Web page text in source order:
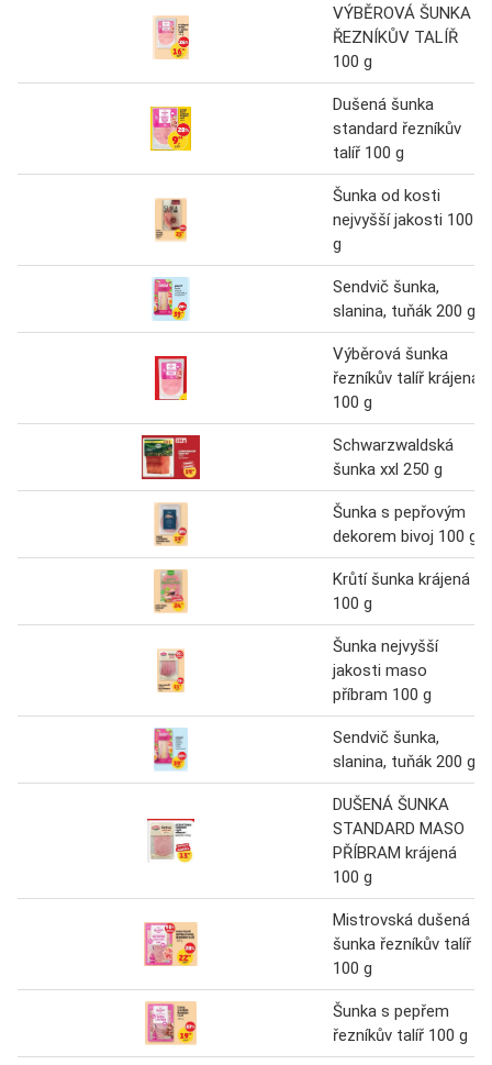
VÝBĚROVÁ ŠUNKA
ŘEZNÍKŮV TALÍŘ
100 g
Dušená šunka
standard řezníkův
talíř 100 g
Šunka od kosti
nejvyšší jakosti 100
g
Sendvič šunka,
slanina, tuňák 200 g
Výběrová šunka
řezníkův talíř krájená
100 g
Schwarzwaldská
šunka xxl 250 g
Šunka s pepřovým
dekorem bivoj 100 g
Krůtí šunka krájená
100 g
Šunka nejvyšší
jakosti maso
příbram 100 g
Sendvič šunka,
slanina, tuňák 200 g
DUŠENÁ ŠUNKA
STANDARD MASO
PŘÍBRAM krájená
100 g
Mistrovská dušená
šunka řezníkův talíř
100 g
Šunka s pepřem
řezníkův talíř 100 g